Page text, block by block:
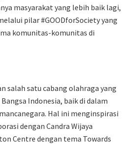
masyarakat yang lebih baik lagi,
pilar #GOODforSociety yang
komunitas-komunitas di
salah satu cabang olahraga yang
Indonesia, baik di dalam
Hal ini menginspirasi
dengan Candra Wijaya
Centre dengan tema Towards